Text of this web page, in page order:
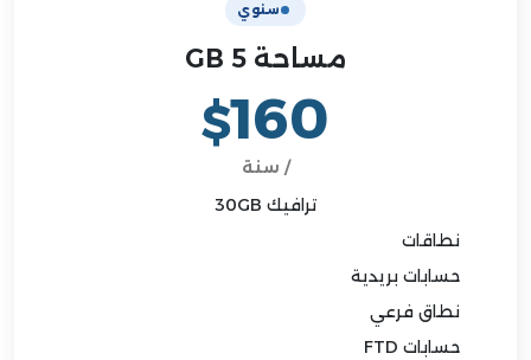
سنوي
مساحة 5 GB
$160
/ سنة
ترافيك 30GB
نطاقات
حسابات بريدية
نطاق فرعي
حسابات FTD